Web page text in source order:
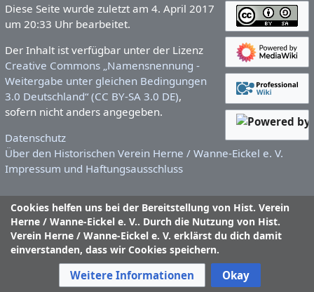
Cookies helfen uns bei der Bereitstellung von Hist. Verein
Herne / Wanne-Eickel e. V.. Durch die Nutzung von Hist.
Verein Herne / Wanne-Eickel e. V. erklärst du dich damit
einverstanden, dass wir Cookies speichern.
Weitere Informationen Okay
Diese Seite wurde zuletzt am 4. April 2017
um 20:33 Uhr bearbeitet.
Der Inhalt ist verfügbar unter der Lizenz
Creative Commons „Namensnennung -
Weitergabe unter gleichen Bedingungen
3.0 Deutschland“ (CC BY-SA 3.0 DE),
sofern nicht anders angegeben.
Datenschutz
Über den Historischen Verein Herne / Wanne-Eickel e. V.
Impressum und Haftungsausschluss